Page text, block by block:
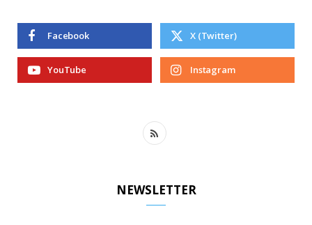
Facebook X (Twitter)
YouTube Instagram
R
NEWSLETTER